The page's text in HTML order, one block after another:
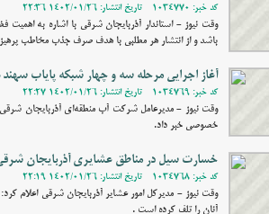
کد خبر: 1034770 - تاریخ انتشار: 1402/01/26 22:36
وقت نیوز - استاندار آذربایجان شرقی با اشاره به
باشد و از انتشار هر مطلبی با هدف صرف جذب مخاطب
آغاز اجرایی مرحله سه و چهار شبکه پایاب
کد خبر: 1034769 - تاریخ انتشار: 1402/01/26 22:27
وقت نیوز - مدیرعامل شرکت آب منطقه‌ای آذربایجان
خصوصی خبر داد.
خسارت سیل در مناطق عشایری آذربایجان‌
کد خبر: 1034768 - تاریخ انتشار: 1402/01/26 22:19
آنان را تلف کرده است .